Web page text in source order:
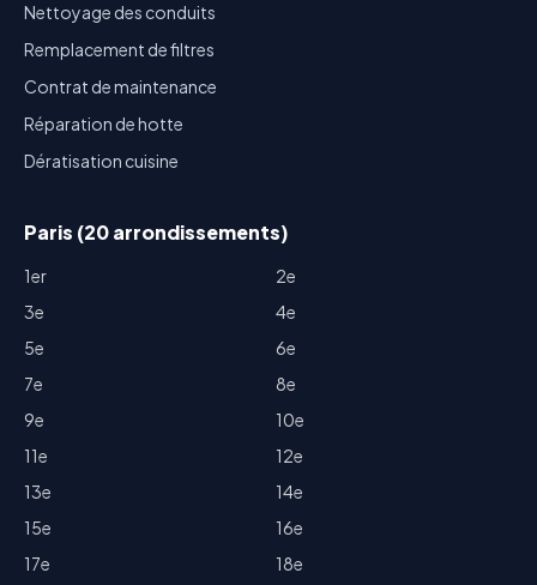
Nettoyage des conduits
Remplacement de filtres
Contrat de maintenance
Réparation de hotte
Dératisation cuisine
Paris (20 arrondissements)
1er
2e
3e
4e
5e
6e
7e
8e
9e
10e
11e
12e
13e
14e
15e
16e
17e
18e